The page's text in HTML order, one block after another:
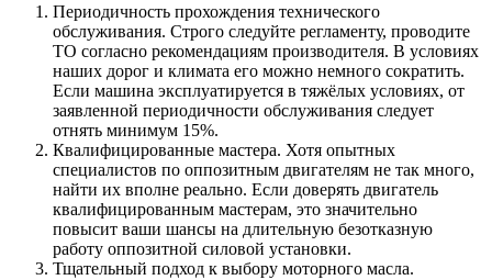
Периодичность прохождения технического
обслуживания. Строго следуйте регламенту, проводите
ТО согласно рекомендациям производителя. В условиях
наших дорог и климата его можно немного сократить.
Если машина эксплуатируется в тяжёлых условиях, от
заявленной периодичности обслуживания следует
отнять минимум 15%.
Квалифицированные мастера. Хотя опытных
специалистов по оппозитным двигателям не так много,
найти их вполне реально. Если доверять двигатель
квалифицированным мастерам, это значительно
повысит ваши шансы на длительную безотказную
работу оппозитной силовой установки.
Тщательный подход к выбору моторного масла.